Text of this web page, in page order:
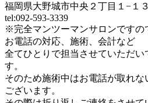
福岡県大野城市中央２丁目１−１３
tel:092-593-3339
※完全マンツーマンサロンですの
お電話の対応、施術、会計など
全てひとりで担当させていただい
す。
そのため施術中はお電話が取れな
ございます。